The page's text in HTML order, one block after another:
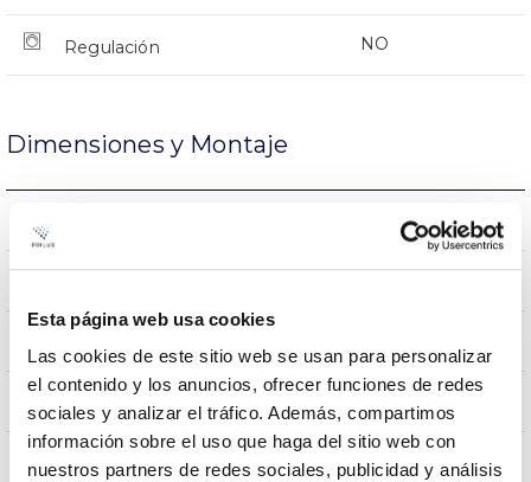
Esta página web usa cookies
Las cookies de este sitio web se usan para personalizar
el contenido y los anuncios, ofrecer funciones de redes
sociales y analizar el tráfico. Además, compartimos
información sobre el uso que haga del sitio web con
nuestros partners de redes sociales, publicidad y análisis
Regulación NO
Dimensiones y Montaje
Empalmable